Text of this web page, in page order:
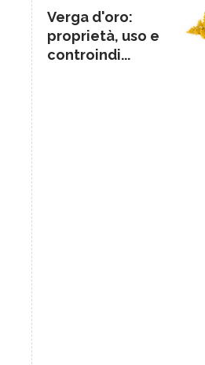
Verga d'oro:
proprietà, uso e
controindi...